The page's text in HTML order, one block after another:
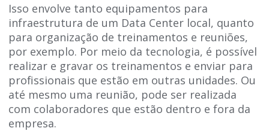
Isso envolve tanto equipamentos para
infraestrutura de um Data Center local, quanto
para organização de treinamentos e reuniões,
por exemplo. Por meio da tecnologia, é possível
realizar e gravar os treinamentos e enviar para
profissionais que estão em outras unidades. Ou
até mesmo uma reunião, pode ser realizada
com colaboradores que estão dentro e fora da
empresa.